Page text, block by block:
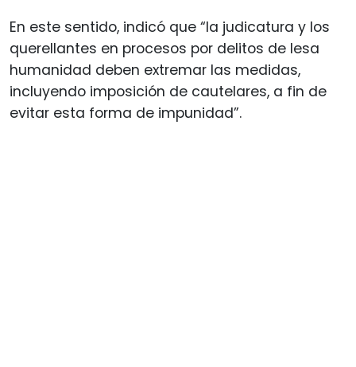
En este sentido, indicó que “la judicatura y los
querellantes en procesos por delitos de lesa
humanidad deben extremar las medidas,
incluyendo imposición de cautelares, a fin de
evitar esta forma de impunidad”.